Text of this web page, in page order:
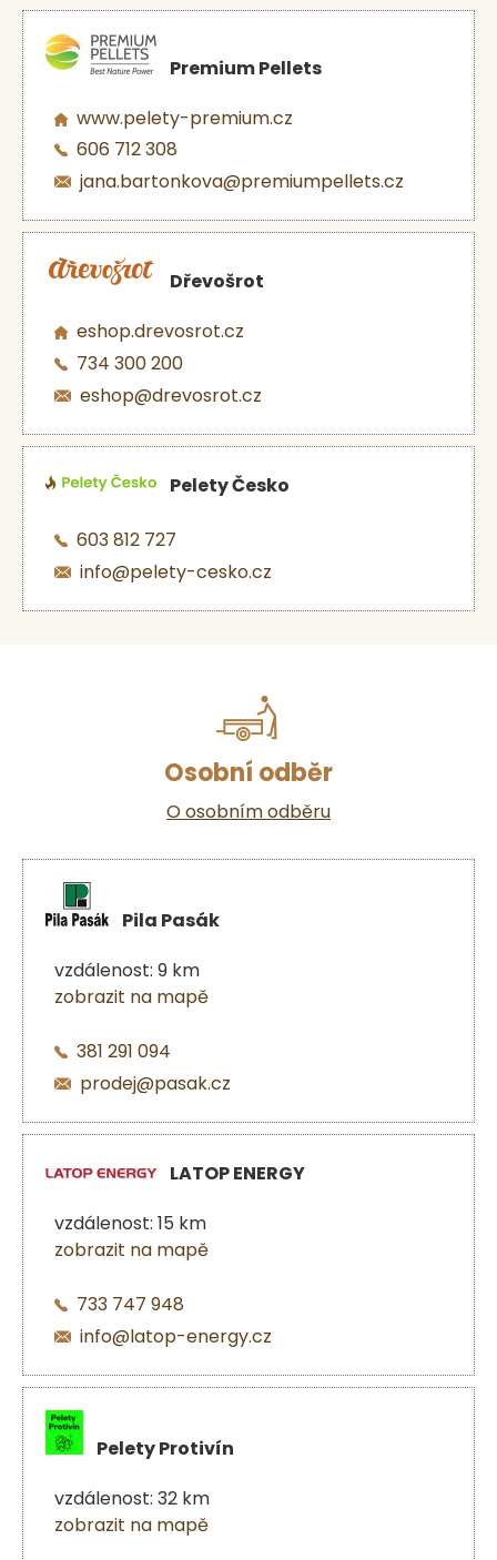
Premium Pellets
www.pelety-premium.cz
606 712 308
jana.bartonkova@premiumpellets.cz
Dřevošrot
eshop.drevosrot.cz
734 300 200
eshop@drevosrot.cz
Pelety Česko
603 812 727
info@pelety-cesko.cz
Osobní odběr
O osobním odběru
Pila Pasák
vzdálenost: 9 km
zobrazit na mapě
381 291 094
prodej@pasak.cz
LATOP ENERGY
vzdálenost: 15 km
zobrazit na mapě
733 747 948
info@latop-energy.cz
Pelety Protivín
vzdálenost: 32 km
zobrazit na mapě